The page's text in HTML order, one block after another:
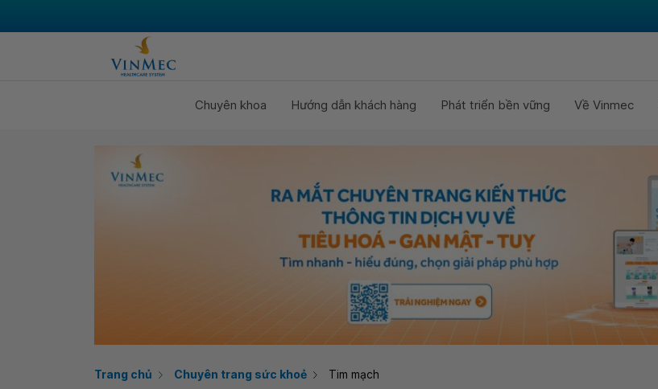
Chuyên khoa Hướng dẫn khách hàng Phát triển bền vững Về Vinmec
Trang chủ Chuyên trang sức khoẻ Tim mạch